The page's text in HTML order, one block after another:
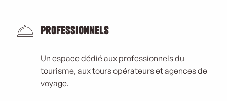
Professionnels
Un espace dédié aux professionnels du
tourisme, aux tours opérateurs et agences de
voyage.